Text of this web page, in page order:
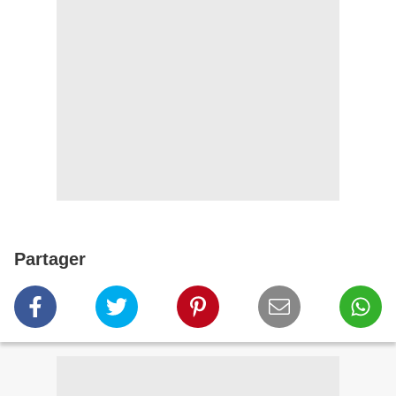
Partager